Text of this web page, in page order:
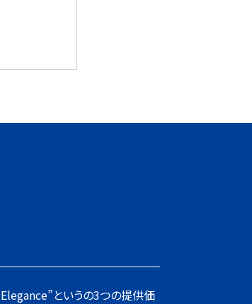
というの3つの提供価